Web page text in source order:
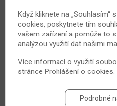
Počínající lupénku
Když kliknete na „Souhlasím“
cookies, poskytnete tím
vašem zařízení a pomůže to
analýzou využití dat našimi
Více informací o využití
stránceProhlášení o cookies.
Podrobné